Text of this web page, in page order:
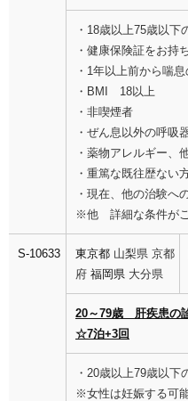
・18歳以上75歳以
・健康保険証をお持
・1年以上前から喘
・BMI 18以上
・非喫煙者
・ぜん息以外の呼吸
・薬物アレルギー、
・重篤な既往歴ない
・現在、他の治験へ
※他 詳細な条件が
S-10633 東京都 山梨県 京都
府 福岡県 大分県
20～79歳 肝疾患の
☆7泊+3回
・20歳以上79歳以下
※女性は妊娠する可